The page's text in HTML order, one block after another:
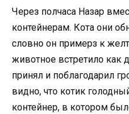
Через полчаса Назар
контейнерам. Кота они
словно он примерз к
животное встретило как
принял и поблагодарил
видно, что котик
контейнер, в котором